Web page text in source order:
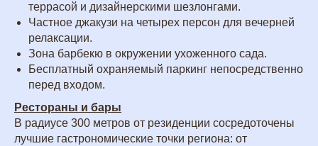
террасой и дизайнерскими шезлонгами.
Частное джакузи на четырех персон для вечерней
релаксации.
Зона барбекю в окружении ухоженного сада.
Бесплатный охраняемый паркинг непосредственно
перед входом.
Рестораны и бары
В радиусе 300 метров от резиденции сосредоточены
лучшие гастрономические точки региона: от